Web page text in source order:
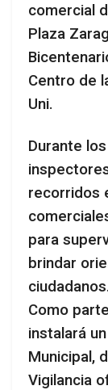
comercial
Plaza
Centro de
Uni.
Durante
recorridos
para
brindar
ciudadanos.
Como
instalará
Municipal,
Vigilancia